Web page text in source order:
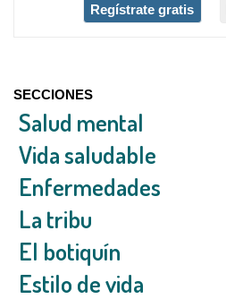
Regístrate gratis
SECCIONES
Salud mental
Vida saludable
Enfermedades
La tribu
El botiquín
Estilo de vida